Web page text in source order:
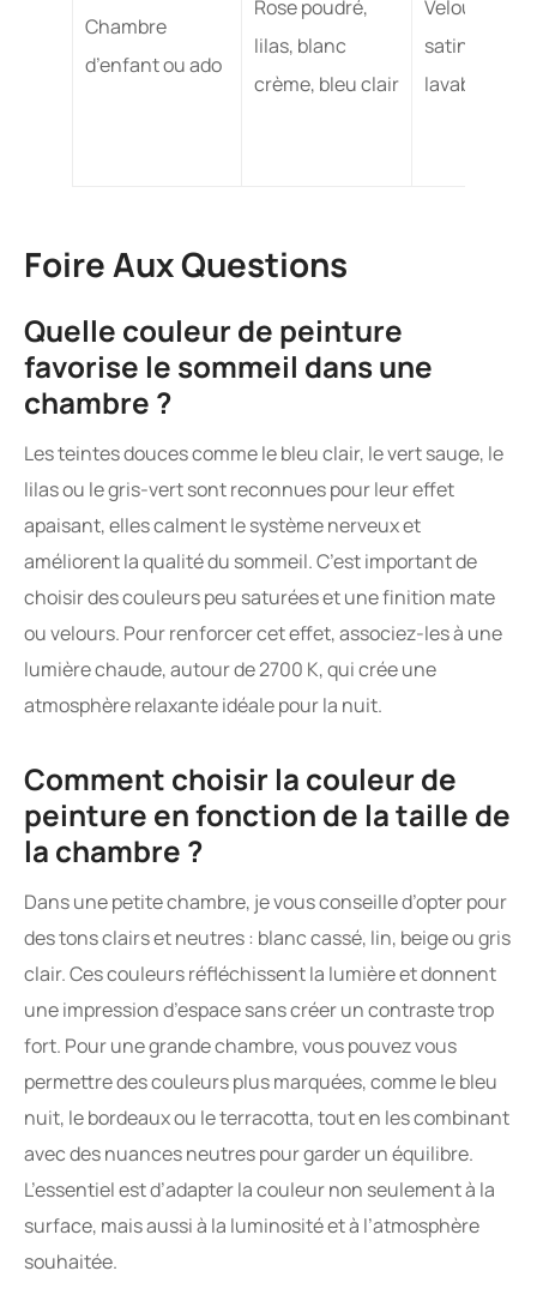
Chambre
d’enfant ou ado
Rose poudré,
lilas, blanc
crème, bleu clair
Velours ou
satin
lavable
Foire Aux Questions
Quelle couleur de peinture
favorise le sommeil dans une
chambre ?
Les teintes douces comme le bleu clair, le vert sauge, le
lilas ou le gris-vert sont reconnues pour leur effet
apaisant, elles calment le système nerveux et
améliorent la qualité du sommeil. C’est important de
choisir des couleurs peu saturées et une finition mate
ou velours. Pour renforcer cet effet, associez-les à une
lumière chaude, autour de 2700 K, qui crée une
atmosphère relaxante idéale pour la nuit.
Comment choisir la couleur de
peinture en fonction de la taille de
la chambre ?
Dans une petite chambre, je vous conseille d’opter pour
des tons clairs et neutres : blanc cassé, lin, beige ou gris
clair. Ces couleurs réfléchissent la lumière et donnent
une impression d’espace sans créer un contraste trop
fort. Pour une grande chambre, vous pouvez vous
permettre des couleurs plus marquées, comme le bleu
nuit, le bordeaux ou le terracotta, tout en les combinant
avec des nuances neutres pour garder un équilibre.
L’essentiel est d’adapter la couleur non seulement à la
surface, mais aussi à la luminosité et à l’atmosphère
souhaitée.